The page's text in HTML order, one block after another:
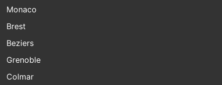
Monaco
Brest
Beziers
Grenoble
Colmar